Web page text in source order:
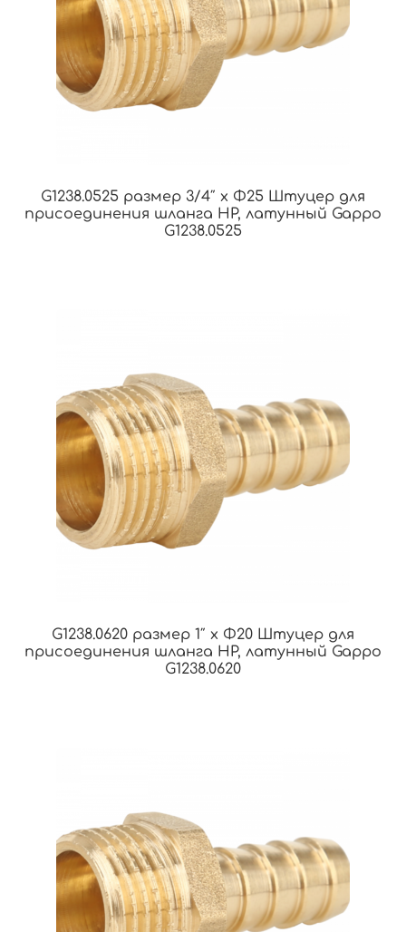
G1238.0525 размер 3/4″ x Φ25 Штуцер для
присоединения шланга НР, латунный Gappo
G1238.0525
G1238.0620 размер 1″ x Φ20 Штуцер для
присоединения шланга НР, латунный Gappo
G1238.0620